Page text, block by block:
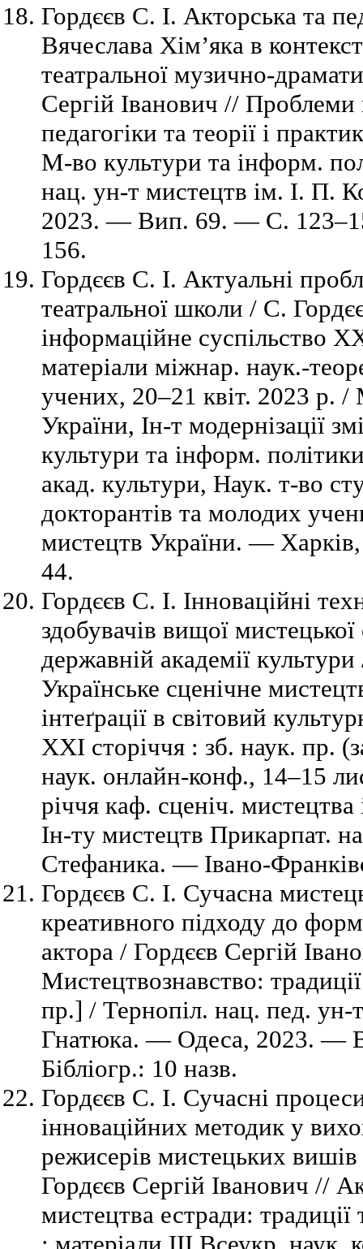
Гордєєв С. І. Акторська та
Вячеслава Хім’яка в
театральної музично-
Сергій Іванович // Проблеми
педагогіки та теорії і
М-во культури та інформ.
нац. ун-т мистецтв ім. І. П.
2023. — Вип. 69. — С.
156.
Гордєєв С. І. Актуальні
театральної школи / С.
інформаційне суспільство
матеріали міжнар. наук.-
учених, 20–21 квіт. 2023 р. /
України, Ін-т модернізації
культури та інформ.
акад. культури, Наук. т-во
докторантів та молодих
мистецтв України. —
44.
Гордєєв С. І. Інноваційні
здобувачів вищої
державній академії
Українське сценічне
інтеґрації в світовий
ХХІ сторіччя : зб. наук. пр.
наук. онлайн-конф., 14–15
річчя каф. сценіч.
Ін-ту мистецтв Прикарпат.
Стефаника. — Івано-
Гордєєв С. І. Сучасна
креативного підходу до
актора / Гордєєв Сергій
Мистецтвознавство:
пр.] / Тернопіл. нац. пед.
Гнатюка. — Одеса, 2023.
Бібліогр.: 10 назв.
Гордєєв С. І. Сучасні
інноваційних методик у
режисерів мистецьких
Гордєєв Сергій Іванович //
мистецтва естради: традиції